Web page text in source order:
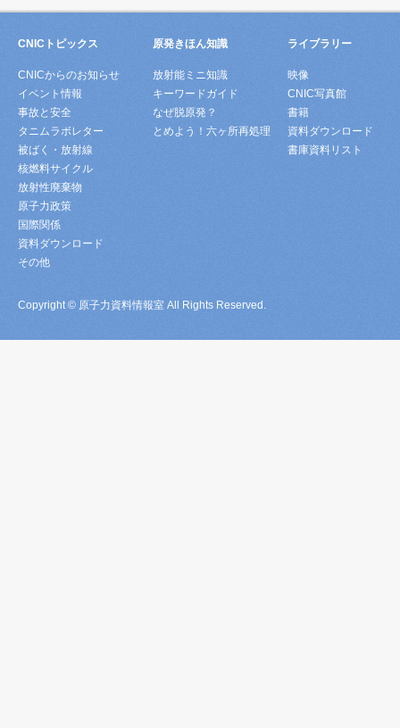
CNICトピックス
CNICからのお知らせ
イベント情報
事故と安全
タニムラボレター
被ばく・放射線
核燃料サイクル
放射性廃棄物
原子力政策
国際関係
資料ダウンロード
その他
原発きほん知識
放射能ミニ知識
キーワードガイド
なぜ脱原発？
とめよう！六ヶ所再処理
ライブラリー
映像
CNIC写真館
書籍
資料ダウンロード
書庫資料リスト
Copyright © 原子力資料情報室 All Rights Reserved.